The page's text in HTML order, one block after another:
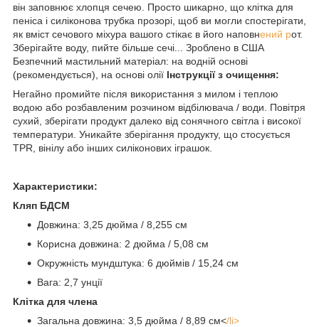
він заповнює хлопця сечею. Просто шикарно, що клітка для
пеніса і силіконова трубка прозорі, щоб ви могли спостерігати,
як вміст сечового міхура вашого стікає в його наповнений рот.
Зберігайте воду, пийте більше сечі... Зроблено в США
Безпечний мастильний матеріал: на водній основі
(рекомендується), на основі олії Інструкції з очищення:
Негайно промийте після використання з милом і теплою
водою або розбавленим розчином відбілювача / води. Повітря
сухий, зберігати продукт далеко від сонячного світла і високої
температури. Уникайте зберігання продукту, що стосується
TPR, вінілу або інших силіконових іграшок.
Характеристики:
Кляп БДСМ
Довжина: 3,25 дюйма / 8,255 см
Корисна довжина: 2 дюйма / 5,08 см
Окружність мундштука: 6 дюймів / 15,24 см
Вага: 2,7 унції
Клітка для члена
Загальна довжина: 3,5 дюйма / 8,89 см</li>